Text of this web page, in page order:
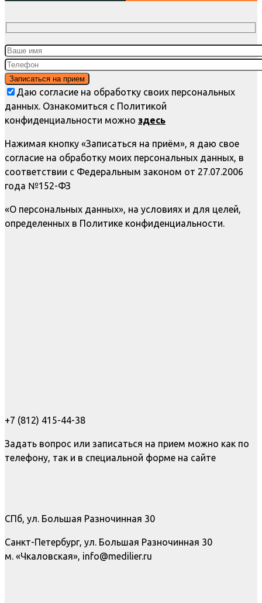
Даю согласие на обработку своих персональных
данных. Ознакомиться с Политикой
конфиденциальности можно здесь
Нажимая кнопку «Записаться на приём», я даю свое
согласие на обработку моих персональных данных, в
соответствии с Федеральным законом от 27.07.2006
года №152-ФЗ
«О персональных данных», на условиях и для целей,
определенных в Политике конфиденциальности.
+7 (812) 415-44-38
Задать вопрос или записаться на прием можно как по
телефону, так и в специальной форме на сайте
СПб, ул. Большая Разночинная 30
Санкт-Петербург, ул. Большая Разночинная 30
м. «Чкаловская», info@medilier.ru